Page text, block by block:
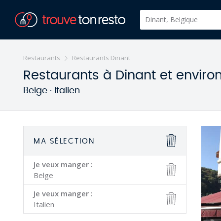
Restaurants Restaurants Dinant
Restaurants à Dinant et
Belge · Italien
MA SÉLECTION
Je veux manger :
Belge
Je veux manger :
Italien